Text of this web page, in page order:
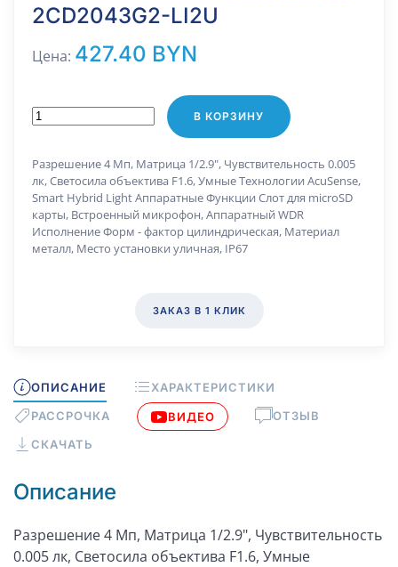
2CD2043G2-LI2U
Цена: 427.40 BYN
В КОРЗИНУ
Разрешение 4 Мп, Матрица 1/2.9", Чувствительность 0.005
лк, Светосила объектива F1.6, Умные Технологии AcuSense,
Smart Hybrid Light Аппаратные Функции Слот для microSD
карты, Встроенный микрофон, Аппаратный WDR
Исполнение Форм - фактор цилиндрическая, Материал
металл, Место установки уличная, IP67
ЗАКАЗ В 1 КЛИК
ОПИСАНИЕ
ХАРАКТЕРИСТИКИ
РАССРОЧКА
ВИДЕО
ОТЗЫВ
СКАЧАТЬ
Описание
Разрешение 4 Мп, Матрица 1/2.9", Чувствительность
0.005 лк, Светосила объектива F1.6, Умные